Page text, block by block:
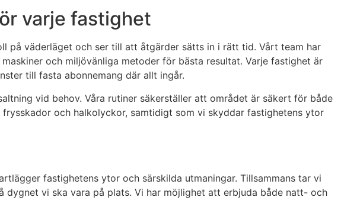
varje fastighet
på väderläget och ser till att åtgärder sätts in i rätt tid. Vårt team har
och miljövänliga metoder för bästa resultat. Varje fastighet är
till fasta abonnemang där allt ingår.
vid behov. Våra rutiner säkerställer att området är säkert för både
och halkolyckor, samtidigt som vi skyddar fastighetens ytor
fastighetens ytor och särskilda utmaningar. Tillsammans tar vi
vi ska vara på plats. Vi har möjlighet att erbjuda både natt- och